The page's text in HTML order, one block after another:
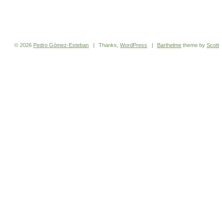
© 2026 Pedro Gómez-Esteban | Thanks,WordPress | Barthelmetheme by Scott